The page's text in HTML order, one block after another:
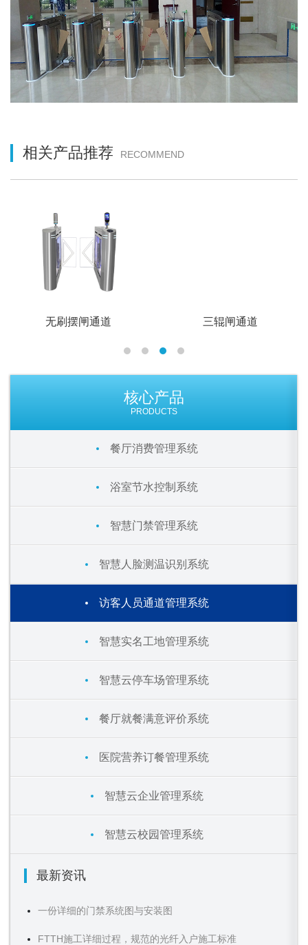
核心产品
PRODUCTS
餐厅消费管理系统
浴室节水控制系统
智慧门禁管理系统
智慧人脸测温识别系统
访客人员通道管理系统
智慧实名工地管理系统
智慧云停车场管理系统
餐厅就餐满意评价系统
医院营养订餐管理系统
智慧云企业管理系统
智慧云校园管理系统
最新资讯
一份详细的门禁系统图与安装图
FTTH施工详细过程，规范的光纤入户施工标准
相关产品推荐 RECOMMEND
无刷摆闸通道 三辊闸通道